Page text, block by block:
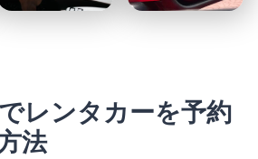
レンタカーを予約
法